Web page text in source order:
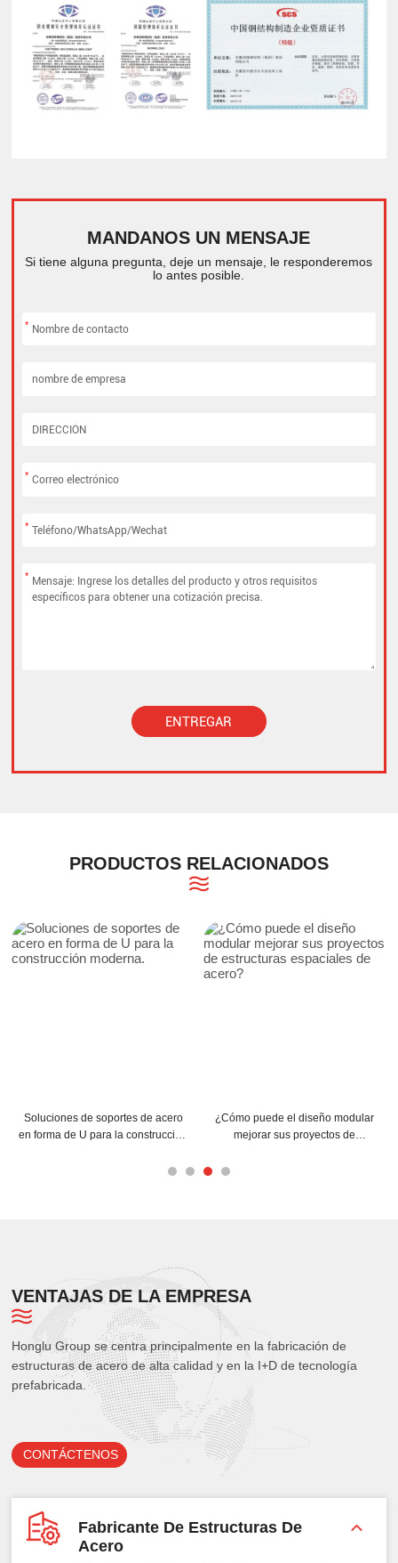
MANDANOS UN MENSAJE
Si tiene alguna pregunta, deje un mensaje, le responderemos
lo antes posible.
*
*
*
*
ENTREGAR
PRODUCTOS RELACIONADOS
¿Cómo pueden las correas C y Z
mejorar la estructura de su
Consejos para la instalación de
correas de acero en forma de C
VENTAJAS DE LA EMPRESA
Honglu Group se centra principalmente en la fabricación de
estructuras de acero de alta calidad y en la I+D de tecnología
prefabricada.
CONTÁCTENOS
Fabricante De Estructuras De
Acero